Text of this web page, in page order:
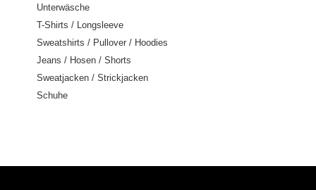
Unterwäsche
T-Shirts / Longsleeve
Sweatshirts / Pullover / Hoodies
Jeans / Hosen / Shorts
Sweatjacken / Strickjacken
Schuhe